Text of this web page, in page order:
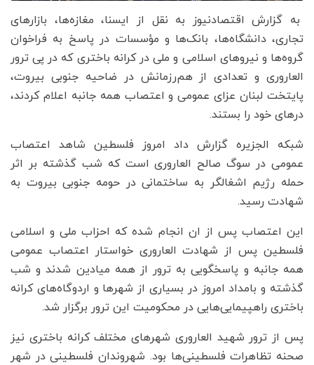
به گزارش اقتصادنیوز به نقل از ایسنا، مغازه‌ها، بازارهای
تجاری، دانشگاه‌ها، بانک‌ها و مؤسسات در پاسخ به فراخوان
گروه‌ها و نیروهای اسلامی و ملی در کرانه باختری که در پی ترور
العاروری و تعدادی از هم‌رزمانش در ضاحیه جنوبی بیروت،
پایتخت لبنان عزای عمومی و اعتصاب همه جانبه اعلام کردند،
درهای خود را بستند.
​شبکه الجزیره گزارش داد امروز فلسطین شاهد اعتصاب
عمومی در سوگ صالح العاروری است که شب گذشته بر اثر
حمله رژیم اشغالگر به ساختمانی در حومه جنوبی بیروت به
شهادت رسید.
این اعتصاب پس از ان انجام شده که احزاب ملی و اسلامی
فلسطین پس از شهادت العاروری خواستار اعتصاب عمومی
همه جانبه و پاسخگویی به ترور از همه میادین شدند و شب
گذشته و بامداد امروز در بسیاری از شهرها و اردوگاه‌های کرانه
باختری راهپیمایی‌هایی در محکومیت این ترور برگزار شد.
پس از ترور شهید العاروری شهرهای مختلف کرانه باختری نیز
صحنه تظاهرات فلسطینی‌ها بود. شهروندان فلسطینی در شهر